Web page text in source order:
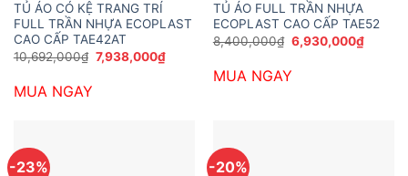
TỦ ÁO CÓ KỆ TRANG TRÍ
FULL TRẦN NHỰA ECOPLAST
CAO CẤP TAE42AT
10,692,000₫ Giá
gốc
7,938,000₫Giá
hiện
MUA NGAY
TỦ ÁO FULL TRẦN NHỰA
ECOPLAST CAO CẤP TAE52
8,400,000₫ Giá
gốc
8,400,000₫.
6,930,000₫Giá
hiện
MUA NGAY
-23% -20%